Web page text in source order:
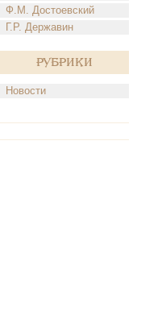
Ф.М. Достоевский
Г.Р. Державин
Рубрики
Новости